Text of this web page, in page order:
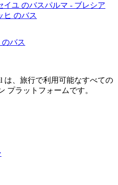
イユ のバスパルマ - ブレシア
ヒ のバス
バス
は、旅行で利用可能なすべての
プラットフォームです。